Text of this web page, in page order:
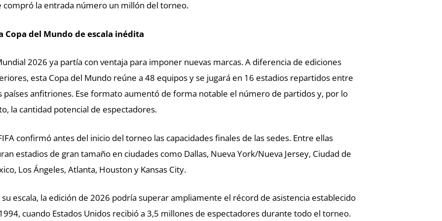
compró la entrada número un millón del torneo.
Copa del Mundo de escala inédita
2026 ya partía con ventaja para imponer nuevas marcas. A diferencia de ediciones
esta Copa del Mundo reúne a 48 equipos y se jugará en 16 estadios repartidos entre
países anfitriones. Ese formato aumentó de forma notable el número de partidos y, por lo
la cantidad potencial de espectadores.
confirmó antes del inicio del torneo las capacidades finales de las sedes. Entre ellas
estadios de gran tamaño en ciudades como Dallas, Nueva York/Nueva Jersey, Ciudad de
Los Ángeles, Atlanta, Houston y Kansas City.
su escala, la edición de 2026 podría superar ampliamente el récord de asistencia establecido
cuando Estados Unidos recibió a 3,5 millones de espectadores durante todo el torneo.